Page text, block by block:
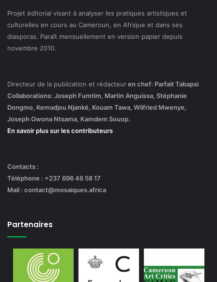
Projet éditorial visant à analyser les pratiques artistiques et
culturelles en cours au Cameroun, en Afrique et dans ses
diasporas. Paraît mensuellement en version papier depuis
novembre 2010.
Directeur de la publication et rédacteuren chef: Parfait Tabapsi
Collaborations: Joseph Fumtim, Martin Anguissa, Stéphanie
Dongmo, Kemadjou Njanké, Kouam Tawa, Wilfried Mwenye,
Joseph Owona Ntsama, Kamdem Souop.
En savoir plus sur les contributeurs
Contacts :
Téléphone : +237 696 46 58 17
Mail : contact@mosaiques.africa
Partenaires